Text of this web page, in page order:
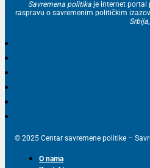
Savremena politika je internet portal
raspravu o savremenim političkim
Srbija
© 2025 Centar savremene politike –
O nama